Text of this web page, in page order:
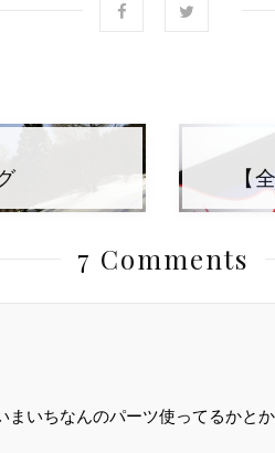
【
7 Comments
まいちなんのパーツ使ってるかと